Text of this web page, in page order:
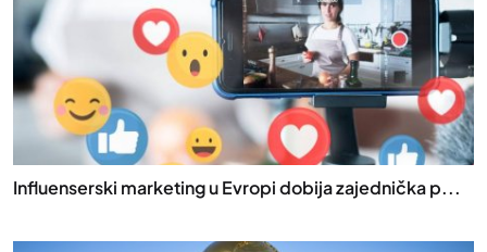
Influenserski marketing u Evropi dobija zajednička p...